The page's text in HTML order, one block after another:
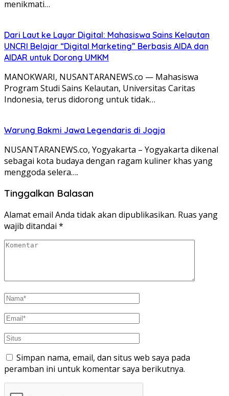
menikmati…
Dari Laut ke Layar Digital: Mahasiswa Sains Kelautan
UNCRI Belajar “Digital Marketing” Berbasis AIDA dan
AIDAR untuk Dorong UMKM
MANOKWARI, NUSANTARANEWS.co — Mahasiswa
Program Studi Sains Kelautan, Universitas Caritas
Indonesia, terus didorong untuk tidak…
Warung Bakmi Jawa Legendaris di Jogja
NUSANTARANEWS.co, Yogyakarta – Yogyakarta dikenal
sebagai kota budaya dengan ragam kuliner khas yang
menggoda selera….
Tinggalkan Balasan
Alamat email Anda tidak akan dipublikasikan. Ruas yang
wajib ditandai *
Simpan nama, email, dan situs web saya pada
peramban ini untuk komentar saya berikutnya.